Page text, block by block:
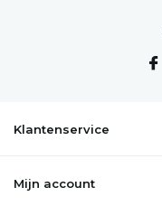
Klantenservice
Mijn account